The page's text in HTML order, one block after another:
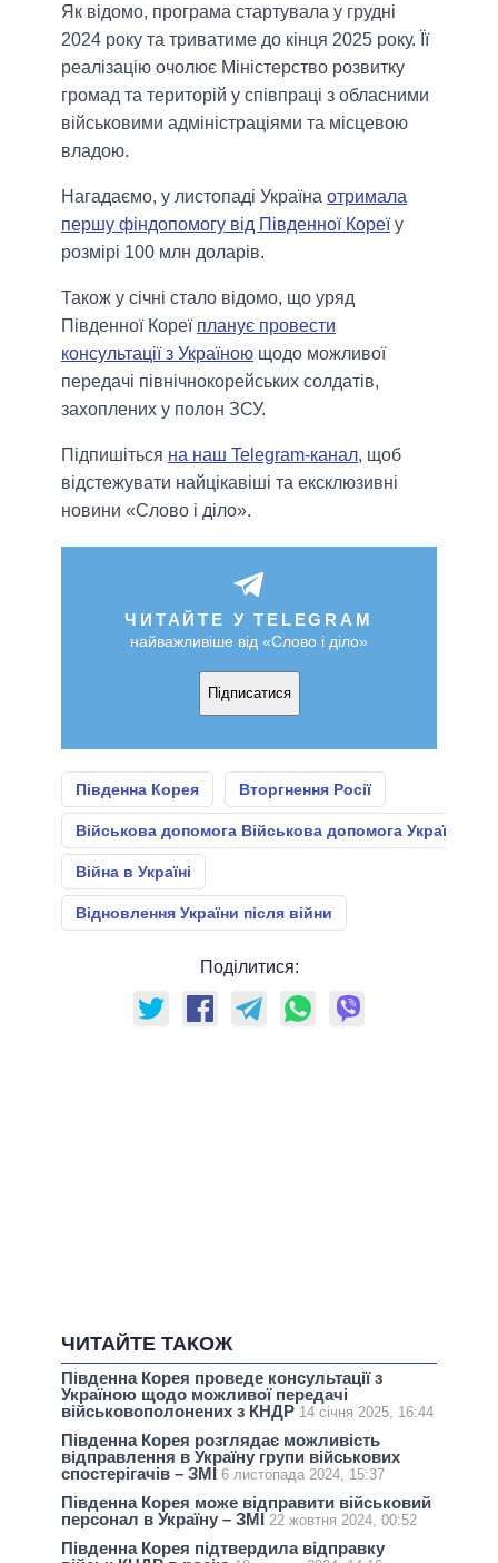
Як відомо, програма стартувала у грудні
2024 року та триватиме до кінця 2025 року. Її
реалізацію очолює Міністерство розвитку
громад та територій у співпраці з обласними
військовими адміністраціями та місцевою
владою.
Нагадаємо, у листопадi Україна отримала
першу фіндопомогу від Південної Кореїу
розмірі 100 млн доларів.
Також у сiчнi стало вiдомо, що уряд
Південної Кореї планує провести
консультації з Україною щодо можливої ​​
передачі північнокорейських солдатів,
захоплених у полон ЗСУ.
Підпишіться на наш Telegram-канал, щоб
відстежувати найцікавіші та ексклюзивні
новини «Слово і діло».
ЧИТАЙТЕ У TELEGRAM
найважливіше від «Слово і діло»
Підписатися
Південна Корея Вторгнення Росії
Військова допомога Військова допомога Україні
Війна в Україні
Відновлення України після війни
Поділитися:
ЧИТАЙТЕ ТАКОЖ
Південна Корея проведе консультації з
Україною щодо можливої передачі
військовополонених з КНДР 14 січня 2025, 16:44
Південна Корея розглядає можливість
відправлення в Україну групи військових
спостерігачів – ЗМІ 6 листопада 2024, 15:37
Південна Корея може відправити військовий
персонал в Україну – ЗМІ 22 жовтня 2024, 00:52
Південна Корея підтвердила відправку